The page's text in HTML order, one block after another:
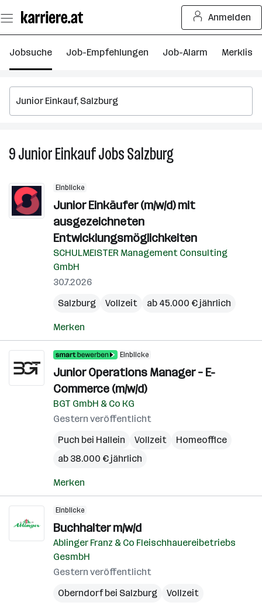
Seiteninhalt
springen
Anmelden
Jobsuche Job-Empfehlungen Job-Alarm Merkliste
9Junior EinkaufJobsSalzburg9
Junior
in
Einblicke
Junior Einkäufer (m/w/d) mit
ausgezeichneten
Entwicklungsmöglichkeiten
SCHULMEISTER Management Consulting
GmbH
30.7.2026
Salzburg
Vollzeit ab 45.000 € jährlich
Merken
Einblicke
Junior Operations Manager – E-
Commerce (m/w/d)
BGT GmbH & Co KG
Gestern veröffentlicht
Puch bei Hallein
Vollzeit
Homeoffice
ab 38.000 € jährlich
Merken
Einblicke
Buchhalter m/w/d
Ablinger Franz & Co Fleischhauereibetriebs
GesmbH
Gestern veröffentlicht
Oberndorf bei Salzburg
Vollzeit